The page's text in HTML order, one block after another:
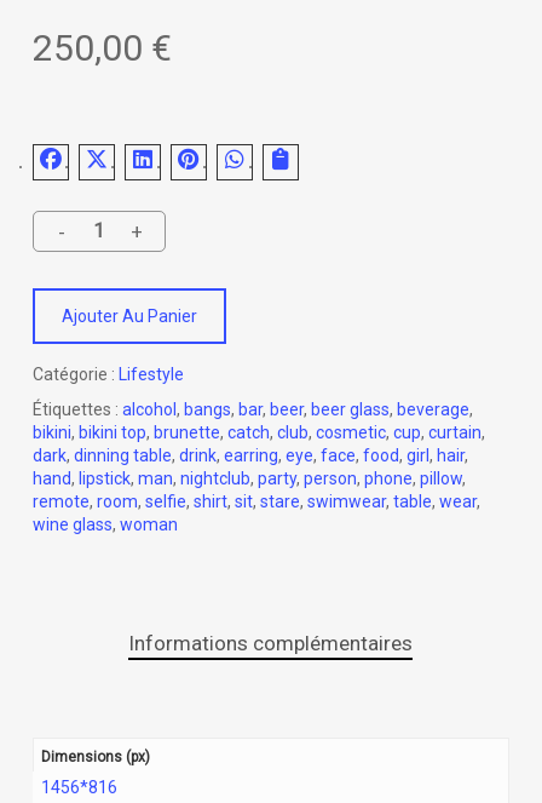
250,00 €
Ajouter Au Panier
Catégorie :
Lifestyle
Étiquettes : alcohol , bangs, bar, beer, beer glass, beverage,
bikini, bikini top, brunette, catch, club, cosmetic, cup, curtain,
dark, dinning table, drink, earring, eye, face, food, girl, hair,
hand, lipstick, man, nightclub, party, person, phone, pillow,
remote, room, selfie, shirt, sit, stare, swimwear, table, wear,
wine glass, woman
Informations complémentaires
Dimensions (px)
1456*816